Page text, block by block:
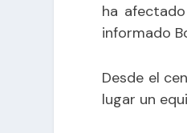
ha
informado
Desde el
lugar un